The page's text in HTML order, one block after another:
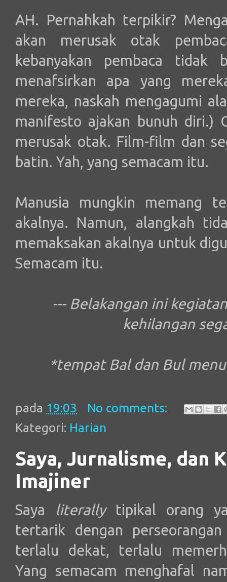
AH. Pernahkah terpikir?
akan merusak otak
kebanyakan pembaca tidak
menafsirkan apa yang
mereka, naskah mengagumi
manifesto ajakan bunuh diri.)
merusak otak. Film-film dan
batin. Yah, yang semacam itu.
Manusia mungkin memang
akalnya. Namun, alangkah
memaksakan akalnya untuk
Semacam itu.
--- Belakangan ini
kehilangan
*tempat Bal dan Bul
pada 19:03
No comments:
Kategori: Harian
Saya, Jurnalisme, dan
Imajiner
Saya literallytipikal orang
tertarik dengan
terlalu dekat, terlalu
Yang semacam menghafal